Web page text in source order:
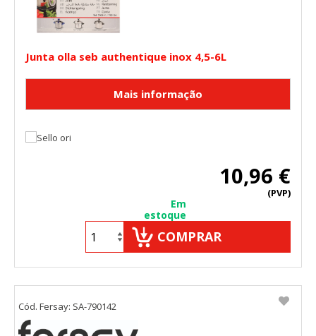
Junta olla seb authentique inox 4,5-6L
10,96 €
(PVP)
Em
estoque
COMPRAR
Cód. Fersay: SA-790142
CONFIGURACIÓN DE COOKIES
HABILITAR TODO RECHAZAR TODO